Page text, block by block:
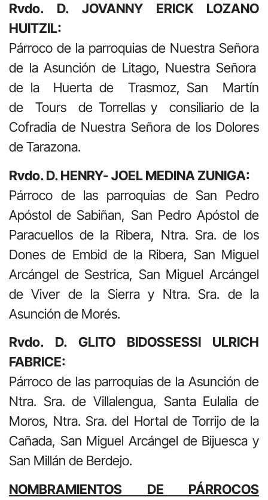
Rvdo. D. JOVANNY ERICK LOZANO
HUITZIL:
Párroco de la parroquias de Nuestra Señora
de la Asunción de Litago, Nuestra Señora
de la Huerta de Trasmoz, San Martín
de Tours de Torrellas y consiliario de la
Cofradia de Nuestra Señora de los Dolores
de Tarazona.
Rvdo. D. HENRY- JOEL MEDINA ZUNIGA:
Párroco de las parroquias de San Pedro
Apóstol de Sabiñan, San Pedro Apóstol de
Paracuellos de la Ribera, Ntra. Sra. de los
Dones de Embid de la Ribera, San Miguel
Arcángel de Sestrica, San Miguel Arcángel
de Viver de la Sierra y Ntra. Sra. de la
Asunción de Morés.
Rvdo. D. GLITO BIDOSSESSI ULRICH
FABRICE:
Párroco de las parroquias de la Asunción de
Ntra. Sra. de Villalengua, Santa Eulalia de
Moros, Ntra. Sra. del Hortal de Torrijo de la
Cañada, San Miguel Arcángel de Bijuesca y
San Millán de Berdejo.
NOMBRAMIENTOS DE PÁRROCOS